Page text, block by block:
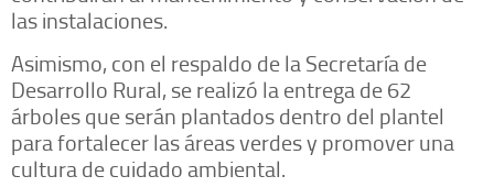
las instalaciones.
Asimismo, con el respaldo de la Secretaría de
Desarrollo Rural, se realizó la entrega de 62
árboles que serán plantados dentro del plantel
para fortalecer las áreas verdes y promover una
cultura de cuidado ambiental.